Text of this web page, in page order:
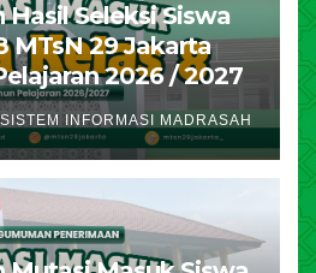
Seleksi Siswa
MTsN 29 Jakarta
2026 / 2027
SISTEM INFORMASI MADRASAH